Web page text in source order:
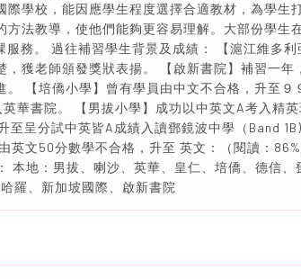
際學校，能因應學生程度選擇合適教材，為學生
方法教導，使他們能夠更容易理解。大部份學生
務。 過往補習學生背景及成績： 【滬江維多利
，獲老師頒發獎狀表揚。 【啟新書院】補習一年
。 【培僑小學】曾有學員由中文不合格，升至９
華書院。 【男拔小學】成功以中英文A考入精
至呈分試中英皆A成績入讀鄧鏡波中學（Band
英文50分數學不合格，升至 英文：（閱讀：
本地：男拔、喇沙、英華、皇仁、培僑、德信、
羅、新加坡國際、啟新書院